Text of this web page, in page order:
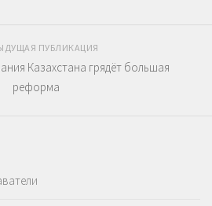
ПУБЛИКАЦИЯ
Казахстана грядёт большая
реформа